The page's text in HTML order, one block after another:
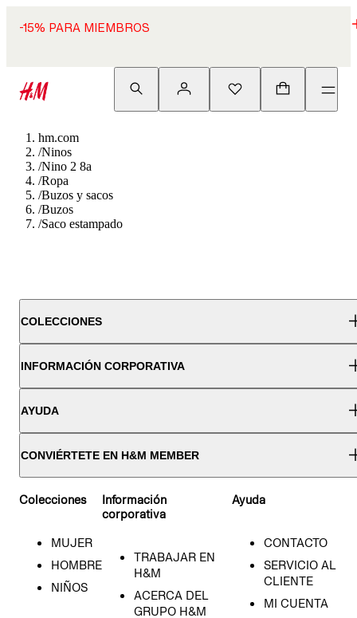
-15% PARA MIEMBROS
hm.com
/Ninos
/Nino 2 8a
/Ropa
/Buzos y sacos
/Buzos
/Saco estampado
COLECCIONES
INFORMACIÓN CORPORATIVA
AYUDA
CONVIÉRTETE EN H&M MEMBER
Colecciones
MUJER
HOMBRE
NIÑOS
Información
corporativa
TRABAJAR EN
H&M
ACERCA DEL
GRUPO H&M
Ayuda
CONTACTO
SERVICIO AL
CLIENTE
MI CUENTA